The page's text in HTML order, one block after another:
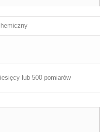
lub 500 pomiarów